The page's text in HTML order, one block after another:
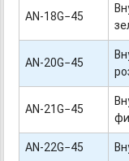
AN-18G−45
AN-20G−45
AN-21G−45
AN-22G−45